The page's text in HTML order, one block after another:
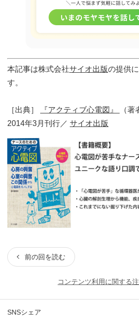
本記事は株式会社サイオ出版の提供
す。
［出典］ 『アクティブ心電図』
（
2014年3月刊行／ サイオ出版
前の回を読む
コンテンツ利用に関する
SNSシェア